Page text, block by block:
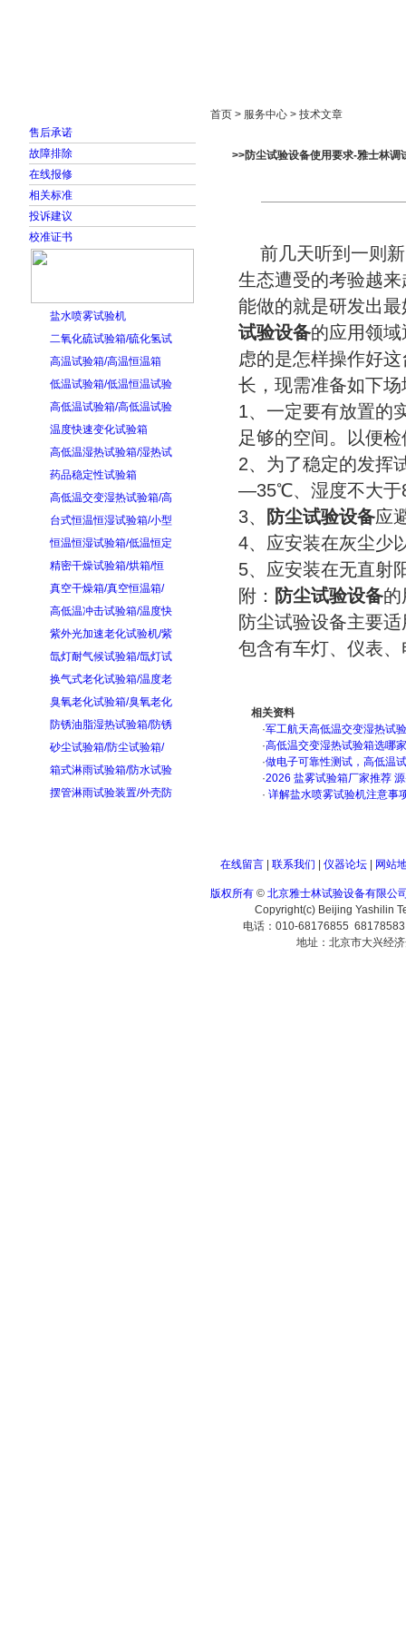
售后承诺
故障排除
在线报修
相关标准
投诉建议
校准证书
盐水喷雾试验机
二氧化硫试验箱/硫化氢试
高温试验箱/高温恒温箱
低温试验箱/低温恒温试验
高低温试验箱/高低温试验
温度快速变化试验箱
高低温湿热试验箱/湿热试
药品稳定性试验箱
高低温交变湿热试验箱/高
台式恒温恒湿试验箱/小型
恒温恒湿试验箱/低温恒定
精密干燥试验箱/烘箱/恒
真空干燥箱/真空恒温箱/
高低温冲击试验箱/温度快
紫外光加速老化试验机/紫
氙灯耐气候试验箱/氙灯试
换气式老化试验箱/温度老
臭氧老化试验箱/臭氧老化
防锈油脂湿热试验箱/防锈
砂尘试验箱/防尘试验箱/
箱式淋雨试验箱/防水试验
摆管淋雨试验装置/外壳防
首页 > 服务中心 > 技术文章
>>防尘试验设备使用要求-雅士林调
前几天听到一则新
生态遭受的考验越
能做的就是研发出
试验设备的应用领
虑的是怎样操作好
长，现需准备如下场
1、一定要有放置的
足够的空间。以便
2、为了稳定的发挥
—35℃、湿度不大于
3、
防尘试验设备应
4、应安装在灰尘少
5、应安装在无直射
附： 防尘试验设备的
防尘试验设备主要
包含有车灯、仪表
相关资料
·军工航天高低温交变湿热试
·高低温交变湿热试验箱选哪
·做电子可靠性测试，高低温
·2026 盐雾试验箱厂家推荐
· 详解盐水喷雾试验机注意事
在线留言| 联系我们 仪器论坛| 网站
版权所有 © 北京雅士林试验设备有限公
Copyright(c) Beijing Yashilin
电话：010-68176855
地址：北京市大兴经